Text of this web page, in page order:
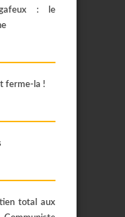
: le
ferme-la !
total aux